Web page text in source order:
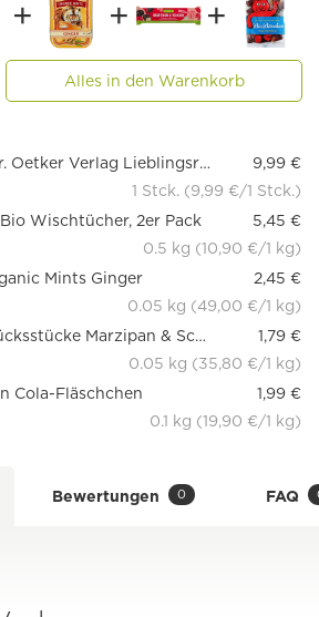
Alles in den Warenkorb
Dieser Artikel: Dr. Oetker Verlag Lieblingsrezepte: Schokolade
9,99 €
1 Stck. (9,99 €/1 Stck.)
Wischtücher, 2er Pack
5,45 €
0.5 kg (10,90 €/1 kg)
Mints Ginger
2,45 €
0.05 kg (49,00 €/1 kg)
Rapunzel Bio Glücksstücke Marzipan & Schoko Zartbitter
1,79 €
0.05 kg (35,80 €/1 kg)
Cola-Fläschchen
1,99 €
0.1 kg (19,90 €/1 kg)
Bewertungen 0 FAQ